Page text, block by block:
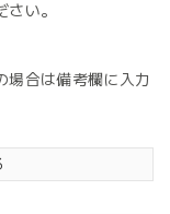
い。
場合は備考欄に入力